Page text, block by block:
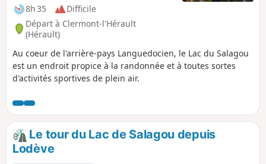
8h 35
Difficile
Départ à Clermont-l'Hérault
(Hérault)
Au coeur de l'arrière-pays Languedocien, le Lac du Salagou
est un endroit propice à la randonnée et à toutes sortes
d'activités sportives de plein air.
Le tour du Lac de Salagou depuis
Lodève